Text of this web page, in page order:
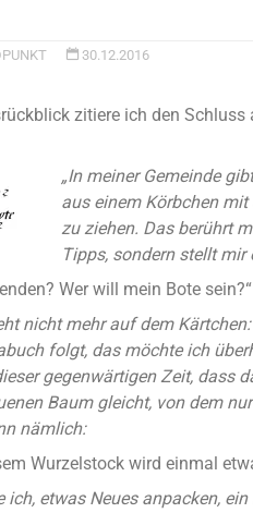
30.12.2016
zitiere ich den Schluss
„In meiner Gemeinde
aus einem Körbchen
zu ziehen. Das berührt
Tipps, sondern stellt mir
Wer will mein Bote
nicht mehr auf dem
folgt, das möchte ich
gegenwärtigen Zeit, dass
Baum gleicht, von dem
nämlich:
Wurzelstock wird einmal
ich, etwas Neues anpacken,